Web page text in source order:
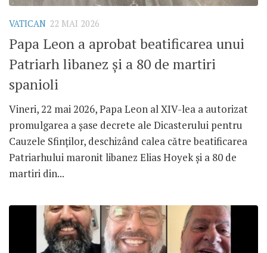
VATICAN 22 MAI 2026
Papa Leon a aprobat beatificarea unui
Patriarh libanez și a 80 de martiri
spanioli
Vineri, 22 mai 2026, Papa Leon al XIV-lea a autorizat
promulgarea a șase decrete ale Dicasterului pentru
Cauzele Sfinților, deschizând calea către beatificarea
Patriarhului maronit libanez Elias Hoyek și a 80 de
martiri din...